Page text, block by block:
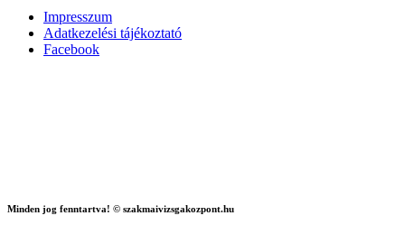
Impresszum
Adatkezelési tájékoztató
Facebook
Minden jog fenntartva! © szakmaivizsgakozpont.hu